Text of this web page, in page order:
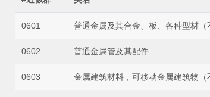
0601 普通金属及其合金、板、各种型材（
0602 普通金属管及其配件
0603 金属建筑材料，可移动金属建筑物（